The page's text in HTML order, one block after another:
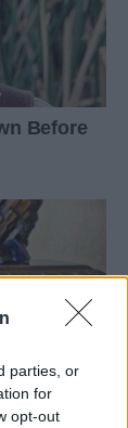
parties, or
for
opt-out